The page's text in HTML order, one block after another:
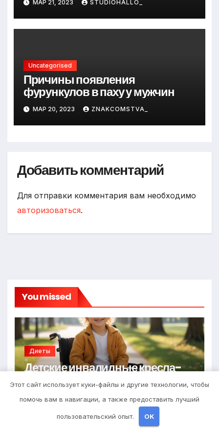
МАР 21, 2023 STUDIOHALLO_
Uncategorised
Причины появления
фурункулов в паху у мужчин
МАР 20, 2023 ZNAKCOMSTVA_
Добавить комментарий
Для отправки комментария вам необходимо
авторизоваться.
You missed
Диеты
Детские инвалидные кресла-
коляски с ручным приводом
6 АПРЕЛЯ 2026 STUDIOHALLO_
Этот сайт использует куки-файлы и другие технологии, чтобы
помочь вам в навигации, а также предоставить лучший
пользовательский опыт. OK